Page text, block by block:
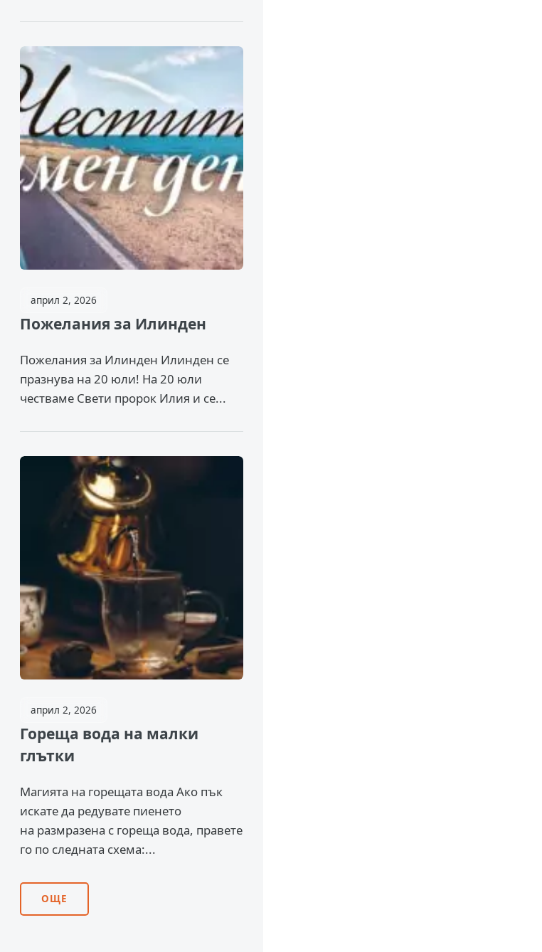
април 2, 2026
Пожелания за Илинден
Пожелания за Илинден Илинден се
празнува на 20 юли! На 20 юли
честваме Свети пророк Илия и се...
април 2, 2026
Гореща вода на малки
глътки
Магията на горещата вода Ако пък
искате да редувате пиенето
на размразена с гореща вода, правете
го по следната схема:...
ОЩЕ